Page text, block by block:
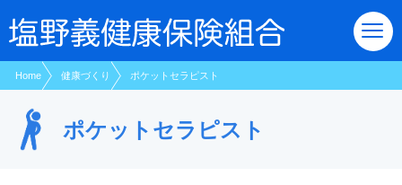
Home 健康づくり ポケットセラピスト
ポケットセラピスト